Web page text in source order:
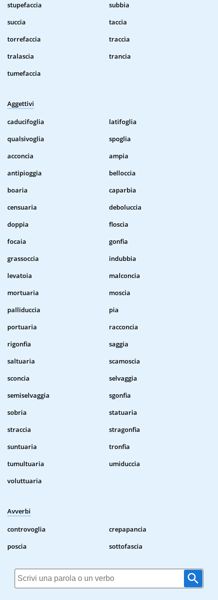
stupefaccia
subbia
succia
taccia
torrefaccia
traccia
tralascia
trancia
tumefaccia
Aggettivi
caducifoglia
latifoglia
qualsivoglia
spoglia
acconcia
ampia
antipioggia
belloccia
boaria
caparbia
censuaria
deboluccia
doppia
floscia
focaia
gonfia
grassoccia
indubbia
levatoia
malconcia
mortuaria
moscia
palliduccia
pia
portuaria
racconcia
rigonfia
saggia
saltuaria
scamoscia
sconcia
selvaggia
semiselvaggia
sgonfia
sobria
statuaria
straccia
stragonfia
suntuaria
tronfia
tumultuaria
umiduccia
voluttuaria
Avverbi
controvoglia
crepapancia
poscia
sottofascia